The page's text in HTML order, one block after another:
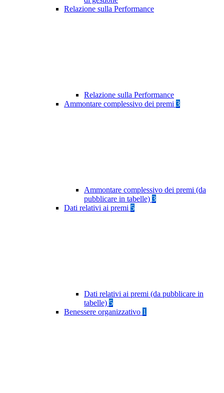
Relazione sulla Performance
Relazione sulla Performance
Ammontare complessivo dei premi 3
Ammontare complessivo dei premi (da
pubblicare in tabelle) 3
Dati relativi ai premi 5
Dati relativi ai premi (da pubblicare in
tabelle) 5
Benessere organizzativo 1